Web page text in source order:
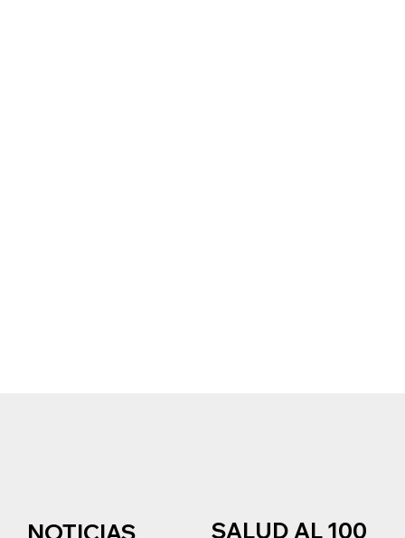
NOTICIAS SALUD AL 100